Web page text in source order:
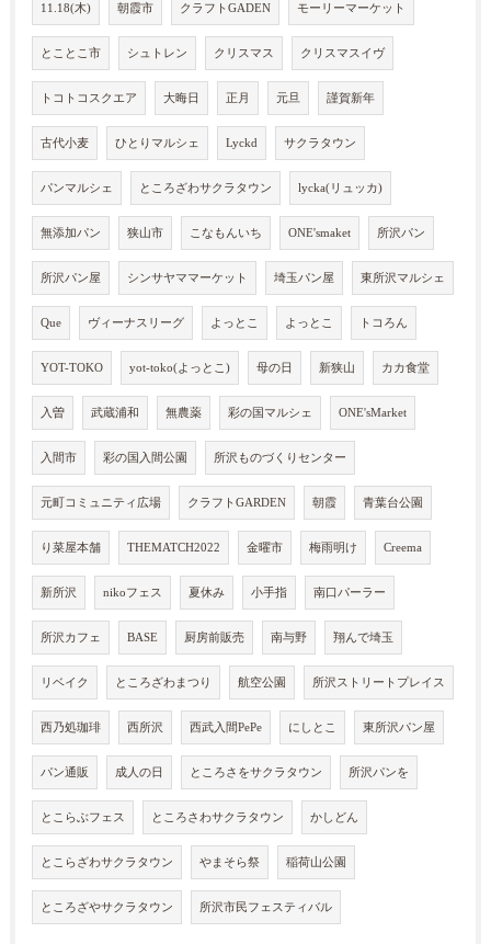
11.18(木) 朝霞市 クラフトGADEN モーリーマーケット
とことこ市 シュトレン クリスマス クリスマスイヴ
トコトコスクエア 大晦日 正月 元旦 謹賀新年
古代小麦 ひとりマルシェ Lyckd サクラタウン
パンマルシェ ところざわサクラタウン lycka(リュッカ)
無添加パン 狭山市 こなもんいち ONE'smaket 所沢パン
所沢パン屋 シンサヤママーケット 埼玉パン屋 東所沢マルシェ
Que ヴィーナスリーグ よっとこ よっとこ トコろん
YOT-TOKO yot-toko(よっとこ) 母の日 新狭山 カカ食堂
入曽 武蔵浦和 無農薬 彩の国マルシェ ONE'sMarket
入間市 彩の国入間公園 所沢ものづくりセンター
元町コミュニティ広場 クラフトGARDEN 朝霞 青葉台公園
り菜屋本舗 THEMATCH2022 金曜市 梅雨明け Creema
新所沢 nikoフェス 夏休み 小手指 南口パーラー
所沢カフェ BASE 厨房前販売 南与野 翔んで埼玉
リベイク ところざわまつり 航空公園 所沢ストリートプレイス
西乃処珈琲 西所沢 西武入間PePe にしとこ 東所沢パン屋
パン通販 成人の日 ところさをサクラタウン 所沢パンを
とこらぶフェス ところさわサクラタウン かしどん
とこらざわサクラタウン やまそら祭 稲荷山公園
ところざやサクラタウン 所沢市民フェスティバル